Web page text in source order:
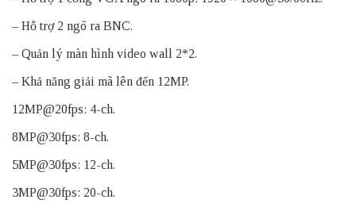
– Hỗ trợ 2 ngõ ra BNC.
– Quản lý màn hình video wall 2*2.
– Khả năng giải mã lên đến 12MP.
12MP@20fps: 4-ch.
8MP@30fps: 8-ch.
5MP@30fps: 12-ch.
3MP@30fps: 20-ch.